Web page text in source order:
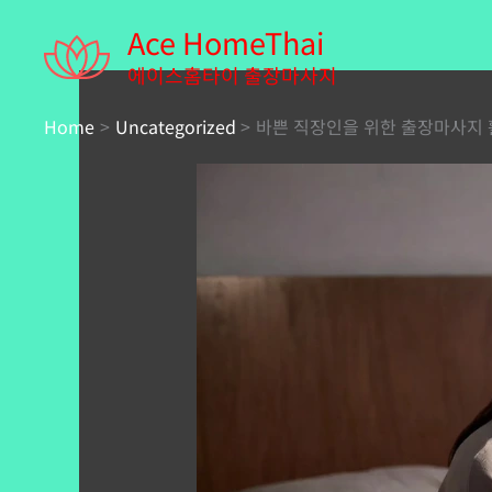
content
Ace HomeThai
에이스홈타이 출장마사지
Home Uncategorized 바쁜 직장인을 위한 출장마사지